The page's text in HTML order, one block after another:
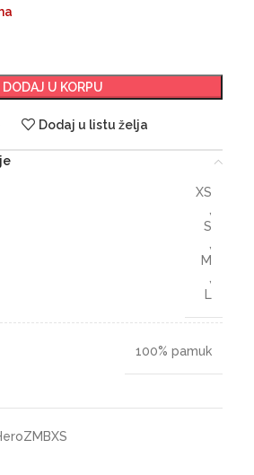
DODAJ U KORPU
Dodaj u listu želja
XS
,
S
,
M
,
L
100% pamuk